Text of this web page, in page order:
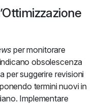
per monitorare
obsolescenza
per suggerire revisioni
termini nuovi in
Implementare